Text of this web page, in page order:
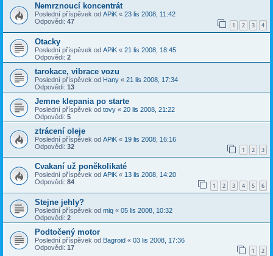
Nemrznoucí koncentrát
Poslední příspěvek od APiK « 23 lis 2008, 11:42
Odpovědi: 47 1 2 3 4
Otacky
Poslední příspěvek od APiK « 21 lis 2008, 18:45
Odpovědi: 2
tarokace, vibrace vozu
Poslední příspěvek od Hany « 21 lis 2008, 17:34
Odpovědi: 13
Jemne klepania po starte
Poslední příspěvek od tovy « 20 lis 2008, 21:22
Odpovědi: 5
ztrácení oleje
Poslední příspěvek od APiK « 19 lis 2008, 16:16
Odpovědi: 32 1 2 3
Cvakaní už poněkolikaté
Poslední příspěvek od APiK « 13 lis 2008, 14:20
Odpovědi: 84 1 2 3 4 5 6
Stejne jehly?
Poslední příspěvek od miq « 05 lis 2008, 10:32
Odpovědi: 2
Podtočený motor
Poslední příspěvek od Bagroid « 03 lis 2008, 17:36
Odpovědi: 17 1 2